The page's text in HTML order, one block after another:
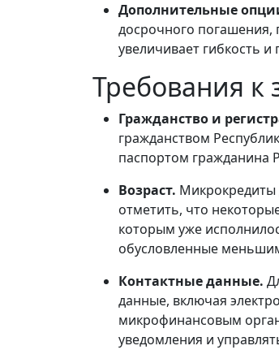
Дополнительные
досрочного погашения,
увеличивает гибкость
Требования к
Гражданство и
гражданством
паспортом гражданина
Возраст. Микрокредиты
отметить, что
которым уже
обусловленные
Контактные данные.
данные, включая
микрофинансовым
уведомления и